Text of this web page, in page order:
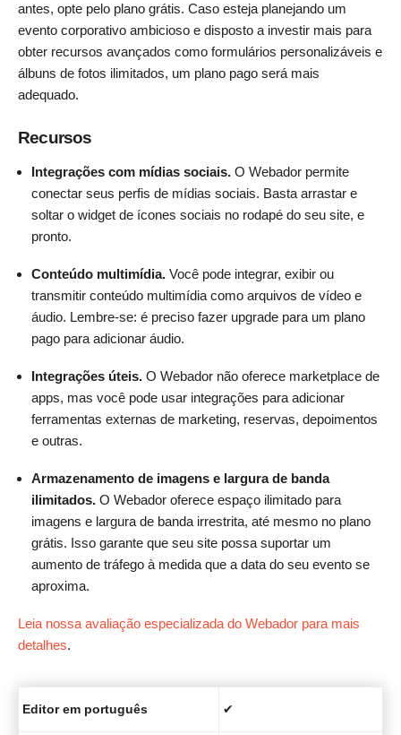
antes, opte pelo plano grátis. Caso esteja planejando um
evento corporativo ambicioso e disposto a investir mais para
obter recursos avançados como formulários personalizáveis e
álbuns de fotos ilimitados, um plano pago será mais
adequado.
Recursos
Integrações com mídias sociais. O Webador permite
conectar seus perfis de mídias sociais. Basta arrastar e
soltar o widget de ícones sociais no rodapé do seu site, e
pronto.
Conteúdo multimídia. Você pode integrar, exibir ou
transmitir conteúdo multimídia como arquivos de vídeo e
áudio. Lembre-se: é preciso fazer upgrade para um plano
pago para adicionar áudio.
Integrações úteis. O Webador não oferece marketplace de
apps, mas você pode usar integrações para adicionar
ferramentas externas de marketing, reservas, depoimentos
e outras.
Armazenamento de imagens e largura de banda
ilimitados. O Webador oferece espaço ilimitado para
imagens e largura de banda irrestrita, até mesmo no plano
grátis. Isso garante que seu site possa suportar um
aumento de tráfego à medida que a data do seu evento se
aproxima.
Leia nossa avaliação especializada do Webador para mais
detalhes.
Editor em português ✔